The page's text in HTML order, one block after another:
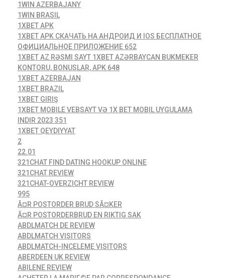
1WIN AZERBAJANY
1WIN BRASIL
1XBET APK
1XBET APK СКАЧАТЬ НА АНДРОИД И IOS БЕСПЛАТНОЕ
ОФИЦИАЛЬНОЕ ПРИЛОЖЕНИЕ 652
1XBET AZ RƏSMI SAYT 1XBET AZƏRBAYCAN BUKMEKER
KONTORU, BONUSLAR, APK 648
1XBET AZERBAJAN
1XBET BRAZIL
1XBET GIRIŞ
1XBET MOBILE VEBSAYT VƏ 1X BET MOBIL UYGULAMA
INDIR 2023 351
1XBET QEYDIYYAT
2
22.01
321CHAT FIND DATING HOOKUP ONLINE
321CHAT REVIEW
321CHAT-OVERZICHT REVIEW
995
Ã¤R POSTORDER BRUD SÃ¤KER
Ã¤R POSTORDERBRUD EN RIKTIG SAK
ABDLMATCH DE REVIEW
ABDLMATCH VISITORS
ABDLMATCH-INCELEME VISITORS
ABERDEEN UK REVIEW
ABILENE REVIEW